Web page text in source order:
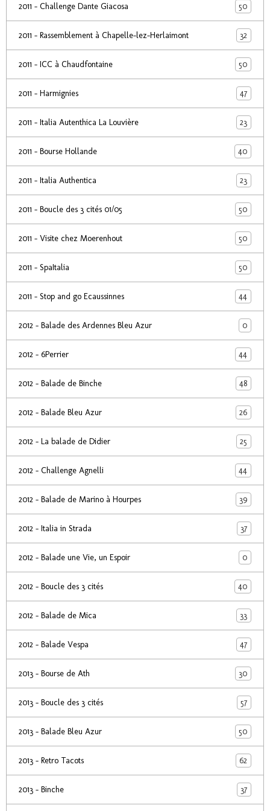
2011 - Challenge Dante Giacosa 50
2011 - Rassemblement à Chapelle-lez-Herlaimont 32
2011 - ICC à Chaudfontaine 50
2011 - Harmignies 47
2011 - Italia Autenthica La Louvière 23
2011 - Bourse Hollande 40
2011 - Italia Authentica 23
2011 - Boucle des 3 cités 01/05 50
2011 - Visite chez Moerenhout 50
2011 - SpaItalia 50
2011 - Stop and go Ecaussinnes 44
2012 - Balade des Ardennes Bleu Azur 0
2012 - 6Perrier 44
2012 - Balade de Binche 48
2012 - Balade Bleu Azur 26
2012 - La balade de Didier 25
2012 - Challenge Agnelli 44
2012 - Balade de Marino à Hourpes 39
2012 - Italia in Strada 37
2012 - Balade une Vie, un Espoir 0
2012 - Boucle des 3 cités 40
2012 - Balade de Mica 33
2012 - Balade Vespa 47
2013 - Bourse de Ath 30
2013 - Boucle des 3 cités 57
2013 - Balade Bleu Azur 50
2013 - Retro Tacots 62
2013 - Binche 37